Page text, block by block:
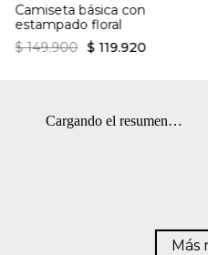
Camiseta básica con
estampado floral
$ 149.900 $ 119.920
Cargando el resumen…
Más